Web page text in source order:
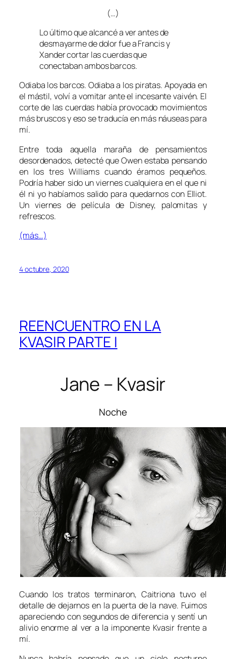
(…)
Lo último que alcancé a ver antes de
desmayarme de dolor fue a Francis y
Xander cortar las cuerdas que
conectaban ambos barcos.
Odiaba los barcos. Odiaba a los piratas. Apoyada en
el mástil, volví a vomitar ante el incesante vaivén. El
corte de las cuerdas había provocado movimientos
más bruscos y eso se traducía en más náuseas para
mí.
Entre toda aquella maraña de pensamientos
desordenados, detecté que Owen estaba pensando
en los tres Williams cuando éramos pequeños.
Podría haber sido un viernes cualquiera en el que ni
él ni yo habíamos salido para quedarnos con Elliot.
Un viernes de película de Disney, palomitas y
refrescos.
(más…)
4 octubre, 2020
REENCUENTRO EN LA
KVASIR PARTE I
Jane – Kvasir
Noche
Cuando los tratos terminaron, Caitriona tuvo el
detalle de dejarnos en la puerta de la nave. Fuimos
apareciendo con segundos de diferencia y sentí un
alivio enorme al ver a la imponente Kvasirfrente a
mí.